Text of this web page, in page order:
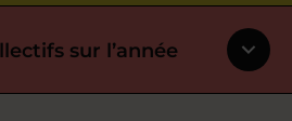
sur l’année